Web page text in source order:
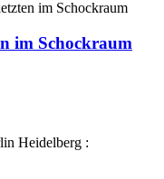
im Schockraum
Heidelberg :